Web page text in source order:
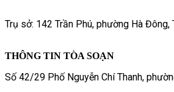
Trụ sở: 142 Trần Phú, phường Hà Đông,
THÔNG TIN TÒA SOẠN
Số 42/29 Phố Nguyễn Chí Thanh,